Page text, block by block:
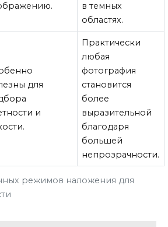
режимов наложения для
в темных
областях.
для
и
Практически
любая
фотография
становится
более
выразительной
благодаря
большей
непрозрачности.